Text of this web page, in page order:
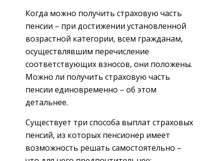
Когда можно получить страховую часть
пенсии – при достижении установленной
возрастной категории, всем гражданам,
осуществлявшим перечисление
соответствующих взносов, они положены.
Можно ли получить страховую часть
пенсии единовременно – об этом
детальнее.
Существует три способа выплат страховых
пенсий, из которых пенсионер имеет
возможность решать самостоятельно –